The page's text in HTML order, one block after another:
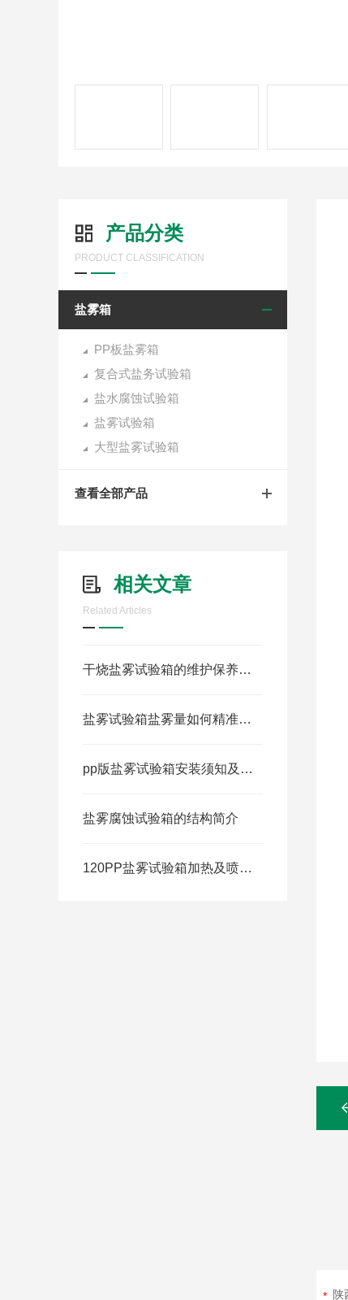
产品分类
PRODUCT CLASSIFICATION
盐雾箱
PP板盐雾箱
复合式盐务试验箱
盐水腐蚀试验箱
盐雾试验箱
大型盐雾试验箱
查看全部产品
相关文章
Related Articles
干烧盐雾试验箱的维护保养手册
盐雾试验箱盐雾量如何精准控制
pp版盐雾试验箱安装须知及注意事项
盐雾腐蚀试验箱的结构简介
120PP盐雾试验箱加热及喷雾系统控制